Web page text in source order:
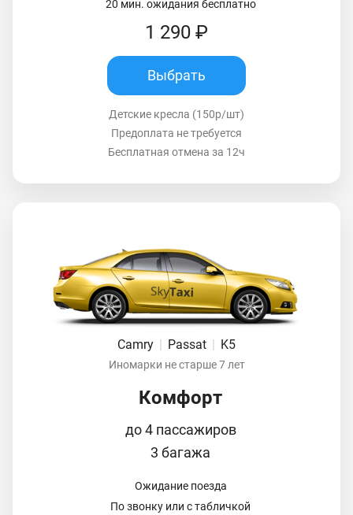
20 мин. ожидания бесплатно
1 290 ₽
Выбрать
Детские кресла (150р/шт)
Предоплата не требуется
Бесплатная отмена за 12ч
Camry Passat K5
Иномарки не старше 7 лет
Комфорт
до 4 пассажиров
3 багажа
Ожидание поезда
По звонку или с табличкой